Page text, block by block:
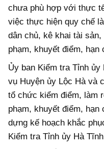
chưa phù hợp với thực
việc thực hiện quy chế
dân chủ, kê khai tài
phạm, khuyết điểm, hạn
Ủy ban Kiểm tra Tỉnh
vụ Huyện ủy Lộc Hà và
tổ chức kiểm điểm, làm
phạm, khuyết điểm,
dựng kế hoạch khắc
Kiểm tra Tỉnh ủy Hà